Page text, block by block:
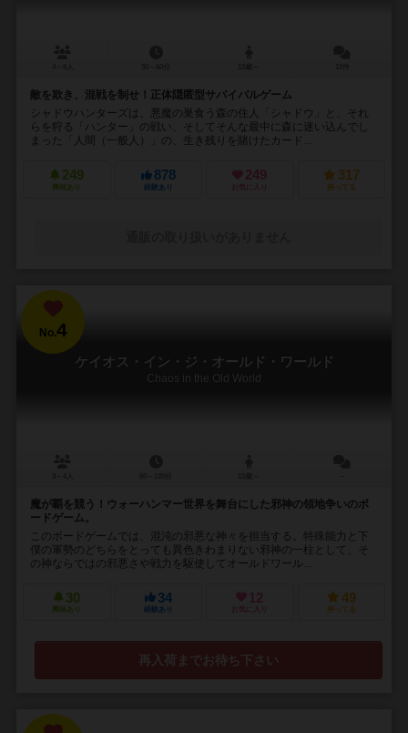
敵を欺き、混戦を制せ！正体隠匿型サバイバルゲーム
シャドウハンターズは、悪魔の巣食う森の住人「シャドウ」と、それ
らを狩る「ハンター」の戦い、そしてそんな最中に森に迷い込んでし
まった「人間（一般人）」の、生き残りを賭けたカード...
249
興味あり
878
経験あり
249
お気に入り
317
持ってる
No.4
ケイオス・イン・ジ・オールド・ワールド
Chaos in the Old World
魔が覇を競う！ウォーハンマー世界を舞台にした邪神の領地争いのボ
ードゲーム。
このボードゲームでは、混沌の邪悪な神々を担当する。特殊能力と下
僕の軍勢のどちらをとっても異色きわまりない邪神の一柱として、そ
の神ならではの邪悪さや戦力を駆使してオールドワール...
30
興味あり
34
経験あり
12
お気に入り
49
持ってる
再入荷までお待ち下さい